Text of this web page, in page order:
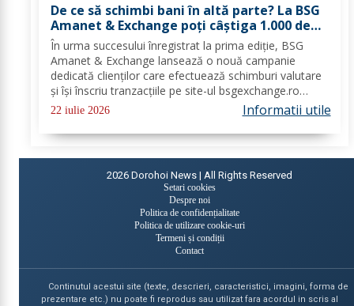
De ce să schimbi bani în altă parte? La BSG
Amanet & Exchange poți câștiga 1.000 de
euro cash!
În urma succesului înregistrat la prima ediție, BSG
Amanet & Exchange lansează o nouă campanie
dedicată clienților care efectuează schimburi valutare
și își înscriu tranzacțiile pe site-ul bsgexchange.ro
Operațiunile pot fi realizate în agenții în perioada 20
22 iulie 2026 Informatii utile
2026 Dorohoi News | All Rights Reserved
Setari cookies
Despre noi
Politica de confidențialitate
Politica de utilizare cookie-uri
Termeni și condiții
Contact
Continutul acestui site (texte, descrieri, caracteristici, imagini, forma de
prezentare etc.) nu poate fi reprodus sau utilizat fara acordul in scris al